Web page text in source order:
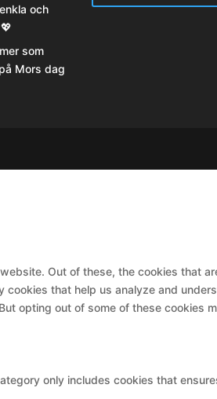
och
som
Mors dag
Out of these, the cookies that
that help us analyze and
opting out of some of these cookies
only includes cookies that